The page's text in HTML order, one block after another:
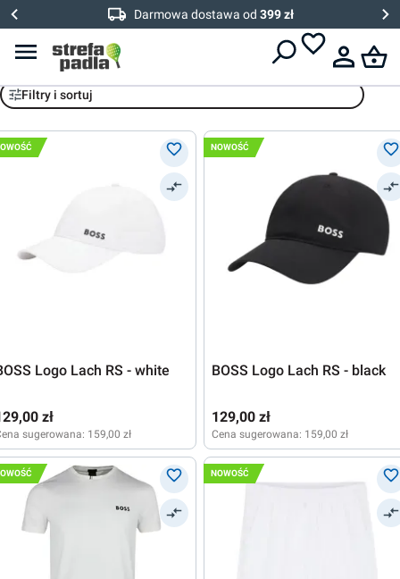
Darmowa dostawa od 399 zł
BOSS
Filtry i sortuj
Logo Lach RS - white
zł
sugerowana: 159,00 zł
NOWOŚĆ
BOSS Logo Lach RS - black
129,00 zł
Cena sugerowana: 159,00 zł
NOWOŚĆ